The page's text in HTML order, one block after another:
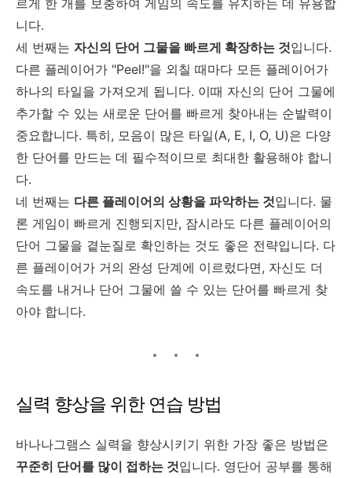
르게 한 개를 보충하여 게임의 속도를 유지하는 데 유용합
니다.
세 번째는 자신의 단어 그물을 빠르게 확장하는 것입니다.
다른 플레이어가 "Peel!"을 외칠 때마다 모든 플레이어가
하나의 타일을 가져오게 됩니다. 이때 자신의 단어 그물에
추가할 수 있는 새로운 단어를 빠르게 찾아내는 순발력이
중요합니다. 특히, 모음이 많은 타일(A, E, I, O, U)은 다양
한 단어를 만드는 데 필수적이므로 최대한 활용해야 합니
다.
네 번째는 다른 플레이어의 상황을 파악하는 것입니다. 물
론 게임이 빠르게 진행되지만, 잠시라도 다른 플레이어의
단어 그물을 곁눈질로 확인하는 것도 좋은 전략입니다. 다
른 플레이어가 거의 완성 단계에 이르렀다면, 자신도 더
속도를 내거나 단어 그물에 쓸 수 있는 단어를 빠르게 찾
아야 합니다.
실력 향상을 위한 연습 방법
바나나그램스 실력을 향상시키기 위한 가장 좋은 방법은
꾸준히 단어를 많이 접하는 것입니다. 영단어 공부를 통해